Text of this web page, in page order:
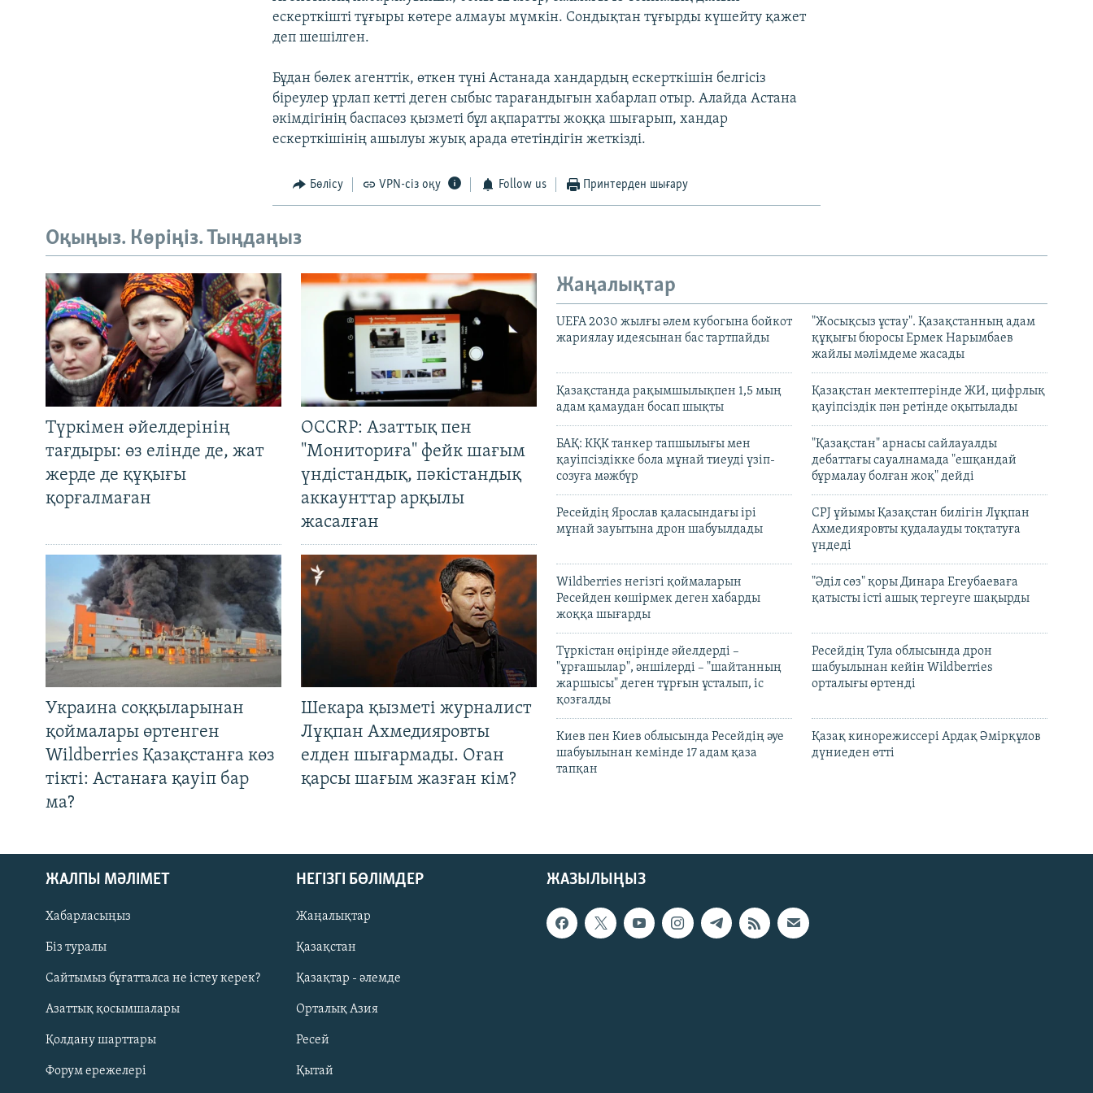
Русский
ЖАЗЫЛЫҢЫЗ
ескерткішті тұғыры көтере алмауы мүмкін. Сондықтан тұғырды күшейту қажет
деп шешілген.
Бұдан бөлек агенттік, өткен түні Астанада хандардың ескерткішін белгісіз
біреулер ұрлап кетті деген сыбыс тарағандығын хабарлап отыр. Алайда Астана
әкімдігінің баспасөз қызметі бұл ақпаратты жоққа шығарып, хандар
ескерткішінің ашылуы жуық арада өтетіндігін жеткізді.
Бөлісу VPN-сіз оқу Follow us Принтерден шығару
Оқыңыз. Көріңіз. Тыңдаңыз
Түркімен әйелдерінің
тағдыры: өз елінде де, жат
жерде де құқығы
қорғалмаған
OCCRP: Азаттық пен
"Мониториға" фейк шағым
үндістандық, пәкістандық
аккаунттар арқылы
жасалған
Украина соққыларынан
қоймалары өртенген
Wildberries Қазақстанға көз
тікті: Астанаға қауіп бар
ма?
Шекара қызметі журналист
Лұқпан Ахмедияровты
елден шығармады. Оған
қарсы шағым жазған кім?
Жаңалықтар
UEFA 2030 жылғы әлем кубогына бойкот
жариялау идеясынан бас тартпайды
"Жосықсыз ұстау". Қазақстанның адам
құқығы бюросы Ермек Нарымбаев
жайлы мәлімдеме жасады
Қазақстанда рақымшылықпен 1,5 мың
адам қамаудан босап шықты
Қазақстан мектептерінде ЖИ, цифрлық
қауіпсіздік пән ретінде оқытылады
БАҚ: КҚК танкер тапшылығы мен
қауіпсіздікке бола мұнай тиеуді үзіп-
созуға мәжбүр
"Қазақстан" арнасы сайлауалды
дебаттағы сауалнамада "ешқандай
бұрмалау болған жоқ" дейді
Ресейдің Ярослав қаласындағы ірі
мұнай зауытына дрон шабуылдады
CPJ ұйымы Қазақстан билігін Лұқпан
Ахмедияровты қудалауды тоқтатуға
үндеді
Wildberries негізгі қоймаларын
Ресейден көшірмек деген хабарды
жоққа шығарды
"Әділ сөз" қоры Динара Егеубаеваға
қатысты істі ашық тергеуге шақырды
Түркістан өңірінде әйелдерді –
"ұрғашылар", әншілерді – "шайтанның
жаршысы" деген тұрғын ұсталып, іс
қозғалды
Ресейдің Тула облысында дрон
шабуылынан кейін Wildberries
орталығы өртенді
Киев пен Киев облысында Ресейдің әуе
шабуылынан кемінде 17 адам қаза
тапқан
Қазақ кинорежиссері Ардақ Әмірқұлов
дүниеден өтті
ЖАЗЫЛЫҢЫЗ
ЖАЛПЫ МӘЛІМЕТ
Хабарласыңыз
Біз туралы
Сайтымыз бұғатталса не істеу керек?
Азаттық қосымшалары
Қолдану шарттары
Форум ережелері
НЕГІЗГІ БӨЛІМДЕР
Жаңалықтар
Қазақстан
Қазақтар - әлемде
Орталық Азия
Ресей
Қытай